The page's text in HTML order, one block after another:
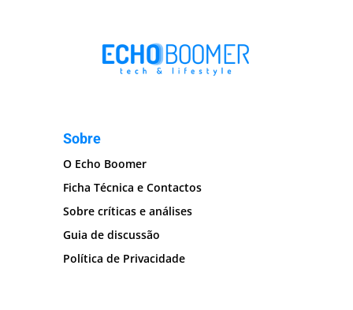
Sobre
O Echo Boomer
Ficha Técnica e Contactos
Sobre críticas e análises
Guia de discussão
Política de Privacidade